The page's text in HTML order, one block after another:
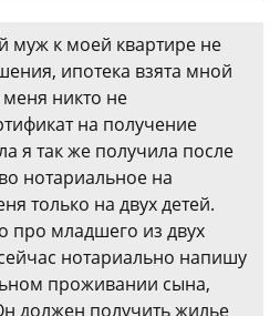
к моей квартире не
ипотека взята мной
никто не
на получение
я так же получила после
нотариальное на
только на двух детей.
про младшего из двух
нотариально напишу
проживании сына,
должен получить жилье